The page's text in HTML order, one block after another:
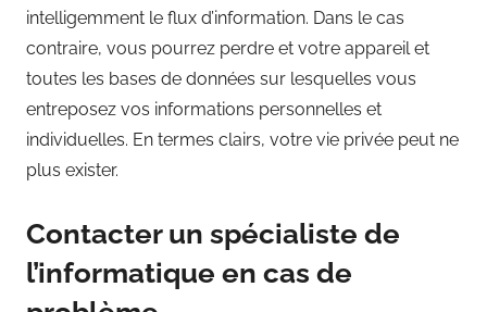
intelligemment le flux d’information. Dans le cas
contraire, vous pourrez perdre et votre appareil et
toutes les bases de données sur lesquelles vous
entreposez vos informations personnelles et
individuelles. En termes clairs, votre vie privée peut ne
plus exister.
Contacter un spécialiste de
l’informatique en cas de